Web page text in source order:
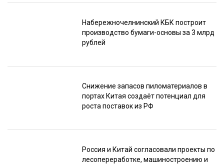
Набережночелнинский КБК построит
производство бумаги-основы за 3 млрд
рублей
Снижение запасов пиломатериалов в
портах Китая создаёт потенциал для
роста поставок из РФ
Россия и Китай согласовали проекты по
лесопереработке, машиностроению и